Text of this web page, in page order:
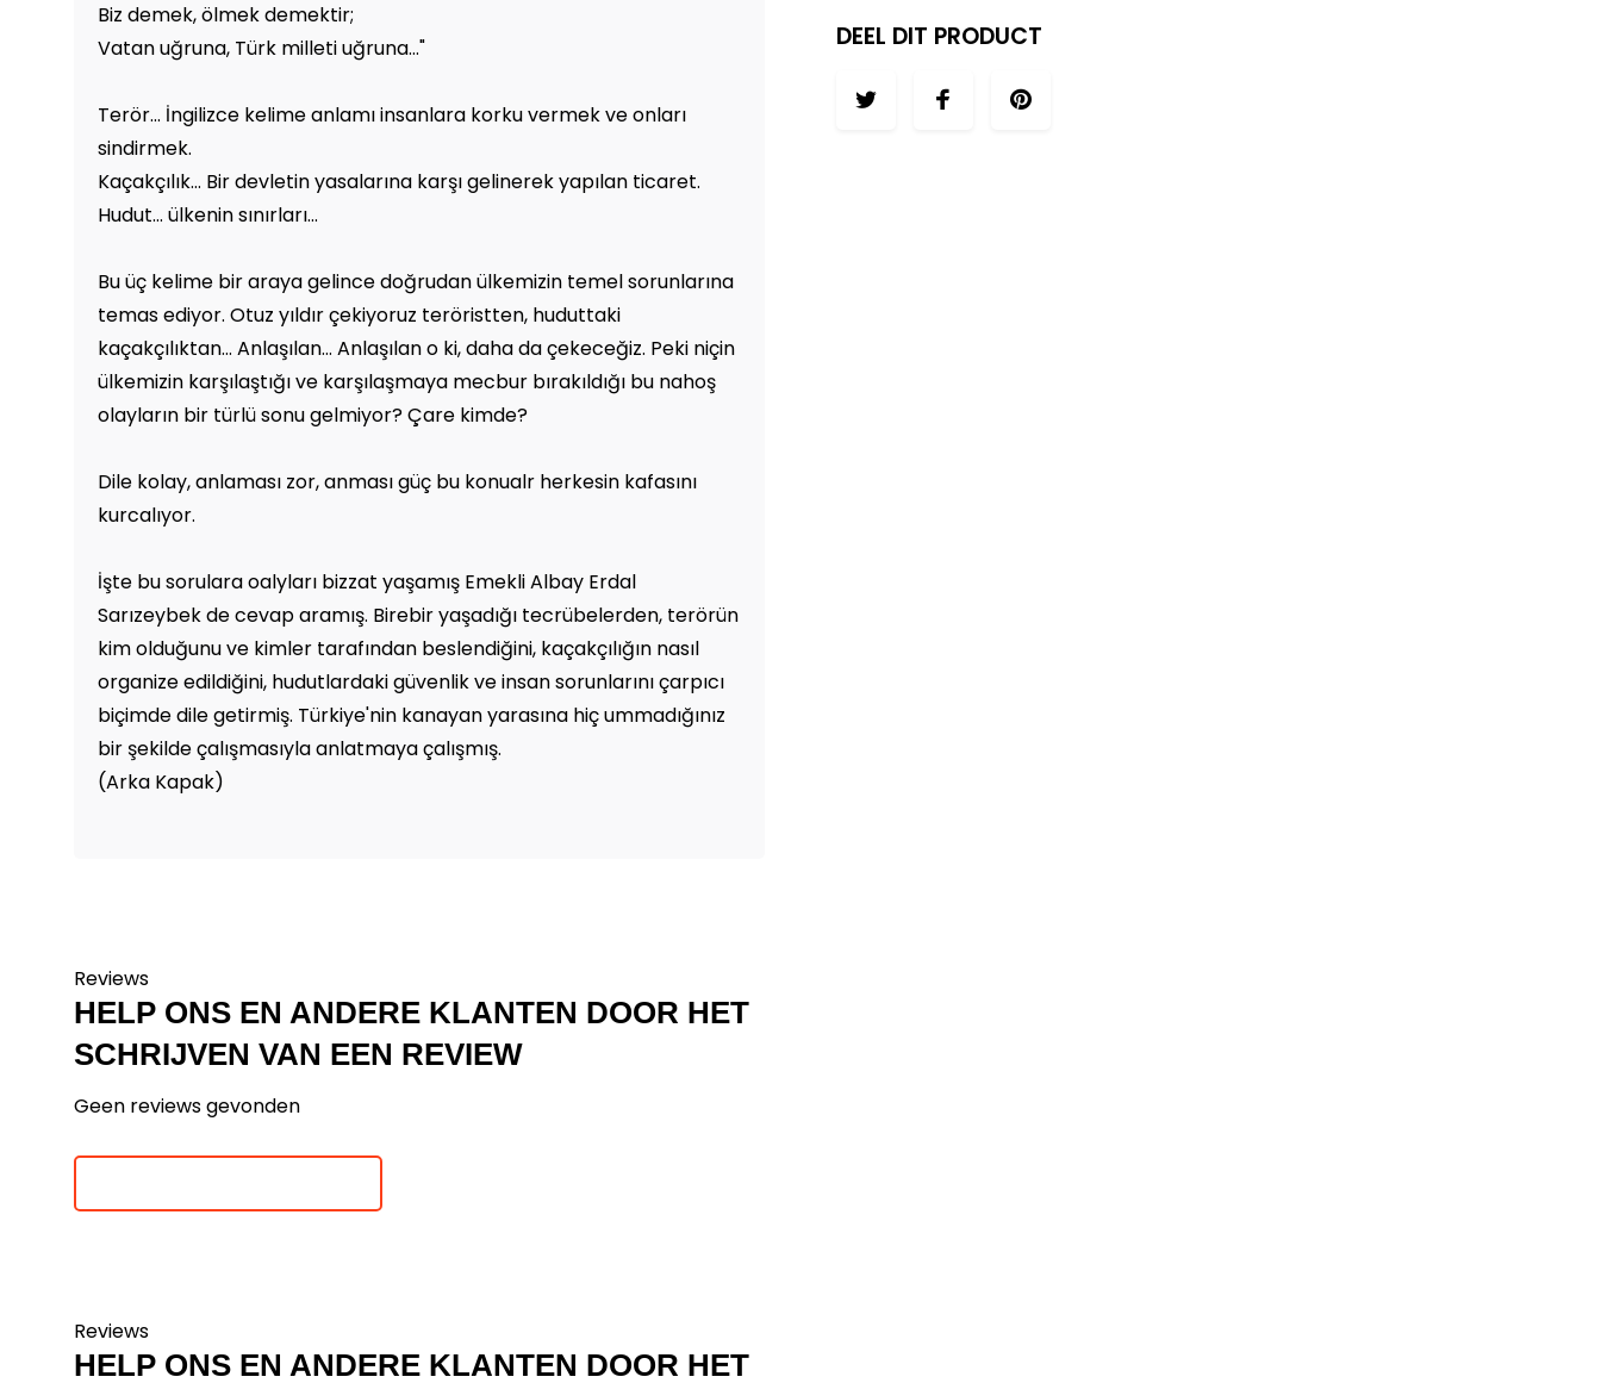
Biz demek, ölmek demektir;
Vatan uğruna, Türk milleti uğruna..."
Terör... İngilizce kelime anlamı insanlara korku vermek ve onları
sindirmek.
Kaçakçılık... Bir devletin yasalarına karşı gelinerek yapılan ticaret.
Hudut... ülkenin sınırları...
Bu üç kelime bir araya gelince doğrudan ülkemizin temel sorunlarına
temas ediyor. Otuz yıldır çekiyoruz teröristten, huduttaki
kaçakçılıktan... Anlaşılan... Anlaşılan o ki, daha da çekeceğiz. Peki niçin
ülkemizin karşılaştığı ve karşılaşmaya mecbur bırakıldığı bu nahoş
olayların bir türlü sonu gelmiyor? Çare kimde?
Dile kolay, anlaması zor, anması güç bu konualr herkesin kafasını
kurcalıyor.
İşte bu sorulara oalyları bizzat yaşamış Emekli Albay Erdal
Sarızeybek de cevap aramış. Birebir yaşadığı tecrübelerden, terörün
kim olduğunu ve kimler tarafından beslendiğini, kaçakçılığın nasıl
organize edildiğini, hudutlardaki güvenlik ve insan sorunlarını çarpıcı
biçimde dile getirmiş. Türkiye'nin kanayan yarasına hiç ummadığınız
bir şekilde çalışmasıyla anlatmaya çalışmış.
(Arka Kapak)
DEEL DIT PRODUCT
Reviews
HELP ONS EN ANDERE KLANTEN DOOR HET
SCHRIJVEN VAN EEN REVIEW
Geen reviews gevonden
Reviews
HELP ONS EN ANDERE KLANTEN DOOR HET